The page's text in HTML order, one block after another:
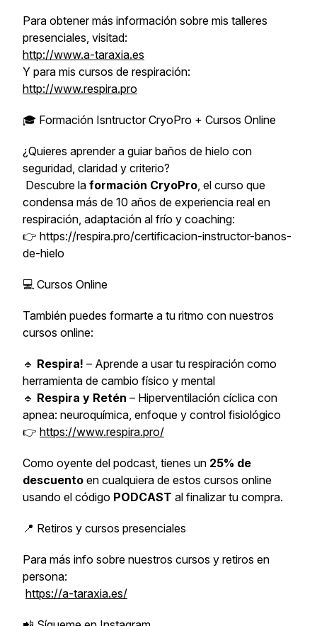
Para obtener más información sobre mis talleres
presenciales, visitad:
http://www.a-taraxia.es
Y para mis cursos de respiración:
http://www.respira.pro
🎓 Formación Isntructor CryoPro + Cursos Online
¿Quieres aprender a guiar baños de hielo con
seguridad, claridad y criterio?
Descubre la formación CryoPro, el curso que
condensa más de 10 años de experiencia real en
respiración, adaptación al frío y coaching:
👉 https://respira.pro/certificacion-instructor-banos-
de-hielo
💻 Cursos Online
También puedes formarte a tu ritmo con nuestros
cursos online:
🔹 Respira! – Aprende a usar tu respiración como
herramienta de cambio físico y mental
🔹 Respira y Retén – Hiperventilación cíclica con
apnea: neuroquímica, enfoque y control fisiológico
👉 https://www.respira.pro/
Como oyente del podcast, tienes un 25% de
descuento en cualquiera de estos cursos online
usando el código PODCAST al finalizar tu compra.
📍 Retiros y cursos presenciales
Para más info sobre nuestros cursos y retiros en
persona:
https://a-taraxia.es/